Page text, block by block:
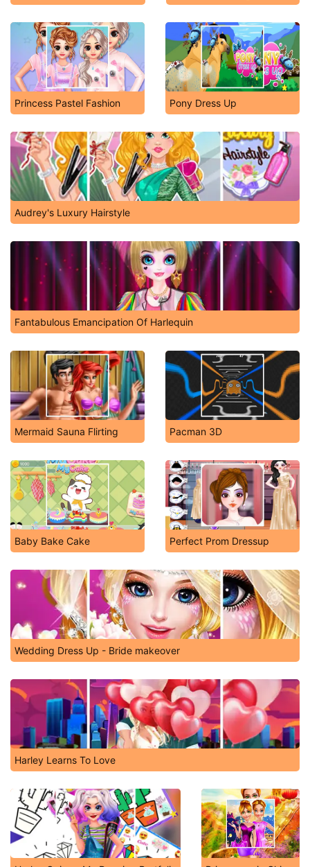
Princess Pastel Fashion Pony Dress Up
Audrey's Luxury Hairstyle
Fantabulous Emancipation Of Harlequin
Mermaid Sauna Flirting Pacman 3D
Baby Bake Cake Perfect Prom Dressup
Wedding Dress Up - Bride makeover
Harley Learns To Love